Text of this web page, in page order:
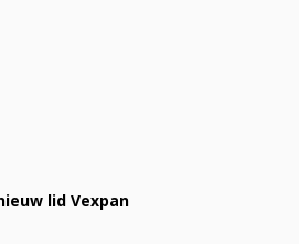
lid Vexpan